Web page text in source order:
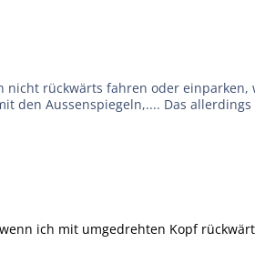
nicht rückwärts fahren oder einparken,
den Aussenspiegeln,.... Das
ich mit umgedrehten Kopf